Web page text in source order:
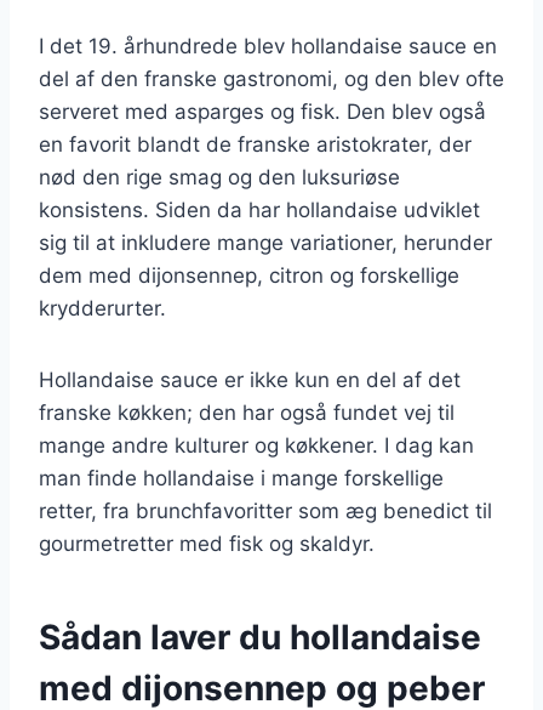
I det 19. århundrede blev hollandaise sauce en
del af den franske gastronomi, og den blev ofte
serveret med asparges og fisk. Den blev også
en favorit blandt de franske aristokrater, der
nød den rige smag og den luksuriøse
konsistens. Siden da har hollandaise udviklet
sig til at inkludere mange variationer, herunder
dem med dijonsennep, citron og forskellige
krydderurter.
Hollandaise sauce er ikke kun en del af det
franske køkken; den har også fundet vej til
mange andre kulturer og køkkener. I dag kan
man finde hollandaise i mange forskellige
retter, fra brunchfavoritter som æg benedict til
gourmetretter med fisk og skaldyr.
Sådan laver du hollandaise
med dijonsennep og peber